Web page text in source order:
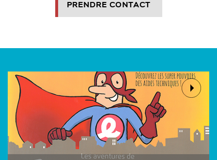
PRENDRE CONTACT